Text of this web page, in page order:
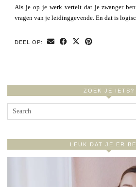
Als je op je werk vertelt dat je zwanger
vragen van je leidinggevende. En dat is
DEEL OP:
ZOEK JE IETS?
LEUK DAT JE ER